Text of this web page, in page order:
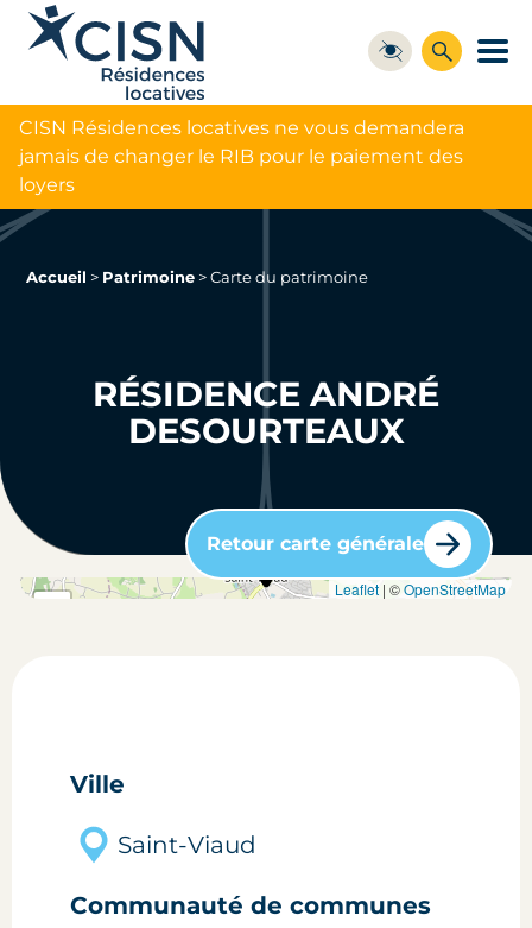
CISN Résidences locatives ne vous demandera
jamais de changer le RIB pour le paiement des
loyers
Accueil > Patrimoine >Carte du patrimoine
RÉSIDENCE ANDRÉ
DESOURTEAUX
carte situation du bien Leaflet| ©OpenStreetMap
Retour carte générale
Ville
Saint-Viaud
Communauté de communes